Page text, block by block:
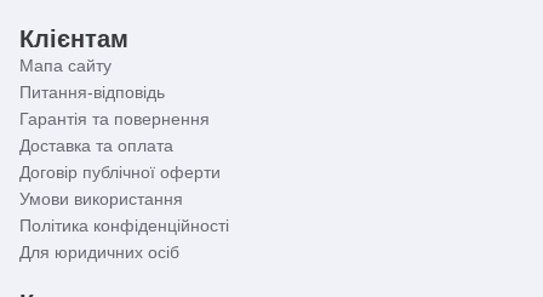
Клієнтам
Мапа сайту
Питання-відповідь
Гарантія та повернення
Доставка та оплата
Договір публічної оферти
Умови використання
Політика конфіденційності
Для юридичних осіб